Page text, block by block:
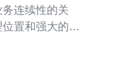
连续性的关
置和强大的网
并进行详细评